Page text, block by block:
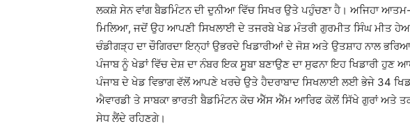
ਲਕਸ਼ੇ ਸੇਨ ਵਾਂਗ ਬੈਡਮਿੰਟਨ ਦੀ ਦੁਨੀਆ ਵਿੱਚ ਸਿਖਰ ਉਤੇ ਪਹੁੰਚਣਾ ਹੈ। ਅਜਿਹਾ
ਮਿਲਿਆ, ਜਦੋਂ ਉਹ ਆਪਣੀ ਸਿਖਲਾਈ ਦੇ ਤਜਰਬੇ ਖੇਡ ਮੰਤਰੀ ਗੁਰਮੀਤ ਸਿੰਘ ਮੀਤ
ਚੰਡੀਗੜ੍ਹ ਦਾ ਚੌਗਿਰਦਾ ਇਨ੍ਹਾਂ ਉਭਰਦੇ ਖਿਡਾਰੀਆਂ ਦੇ ਜੋਸ਼ ਅਤੇ ਉਤਸ਼ਾਹ ਨਾਲ
ਪੰਜਾਬ ਨੂੰ ਖੇਡਾਂ ਵਿੱਚ ਦੇਸ਼ ਦਾ ਨੰਬਰ ਇਕ ਸੂਬਾ ਬਣਾਉਣ ਦਾ ਸੁਫਨਾ ਇਹ ਖਿਡਾਰੀ ਹੁਣ
ਪੰਜਾਬ ਦੇ ਖੇਡ ਵਿਭਾਗ ਵੱਲੋਂ ਆਪਣੇ ਖਰਚੇ ਉਤੇ ਹੈਦਰਾਬਾਦ ਸਿਖਲਾਈ ਲਈ ਭੇਜੇ 34
ਐਵਾਰਡੀ ਤੇ ਸਾਬਕਾ ਭਾਰਤੀ ਬੈਡਮਿੰਟਨ ਕੋਚ ਐੱਸ ਐੱਮ ਆਰਿਫ ਕੋਲੋਂ ਸਿੱਖੇ ਗੁਰਾਂ ਅਤੇ
ਸੇਧ ਲੈਂਦੇ ਰਹਿਣਗੇ।